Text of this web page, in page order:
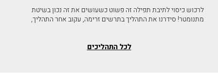
לרכוש כיסוי לתיבת תפילה זה פשוט כשעושים את זה נכון בשיטת
מתנומטר! סידרנו את התהליך בתרשים זרימה, עקוב אחר התהליך,
לכל התהליכים